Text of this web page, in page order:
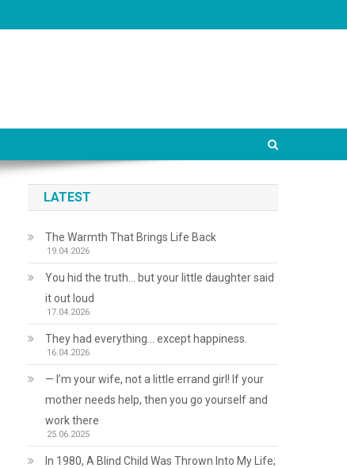
LATEST
The Warmth That Brings Life Back
19.04.2026
You hid the truth… but your little daughter said
it out loud
17.04.2026
They had everything… except happiness.
16.04.2026
— I’m your wife, not a little errand girl! If your
mother needs help, then you go yourself and
work there
25.06.2025
In 1980, A Blind Child Was Thrown Into My Life;